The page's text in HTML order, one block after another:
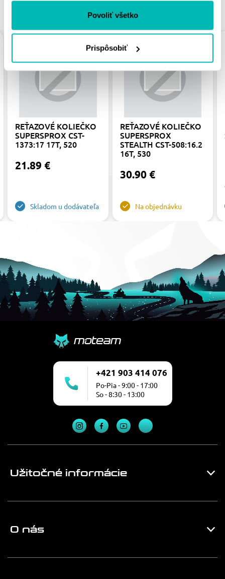
Povoliť všetko
Prispôsobiť
PODOBNÉ PRODUKTY
REŤAZOVÉ KOLIEČKO
SUPERSPROX CST-
1373:17 17T, 520
21.89 €
Skladom u dodávateľa
REŤAZOVÉ KOLIEČKO
SUPERSPROX
STEALTH CST-508:16.2
16T, 530
30.90 €
Na objednávku
+421 903 414 076
Po-Pia - 9:00 - 17:00
So - 8:30 - 13:00
Užitočné informácie
O nás